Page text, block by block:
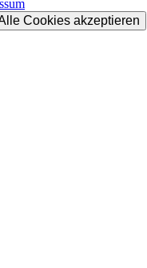
Cookies akzeptieren